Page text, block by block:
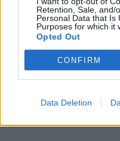
Retention, Sale, and/
Personal Data that Is
Purposes for which it
Opted Out
CONFIRM
Data Deletion
Vízen